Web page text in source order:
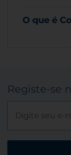
O que é
Registe-se